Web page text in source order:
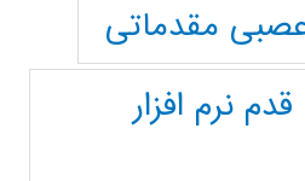
مقدماتی
نرم افزار